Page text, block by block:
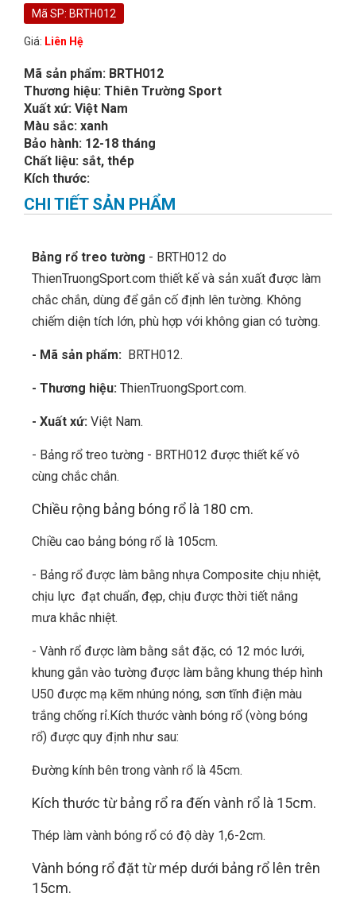
Mã SP: BRTH012
Giá: Liên Hệ
Mã sản phẩm: BRTH012
Thương hiệu: Thiên Trường Sport
Xuất xứ: Việt Nam
Màu sắc: xanh
Bảo hành: 12-18 tháng
Chất liệu: sắt, thép
Kích thước:
CHI TIẾT SẢN PHẨM
Bảng rổ treo tường - BRTH012 do
ThienTruongSport.com thiết kế và sản xuất được làm
chắc chắn, dùng để gắn cố định lên tường. Không
chiếm diện tích lớn, phù hợp với không gian có tường.
- Mã sản phẩm: BRTH012.
- Thương hiệu: ThienTruongSport.com.
- Xuất xứ: Việt Nam.
- Bảng rổ treo tường - BRTH012 được thiết kế vô
cùng chắc chắn.
Chiều rộng bảng bóng rổ là 180 cm.
Chiều cao bảng bóng rổ là 105cm.
- Bảng rổ được làm bằng nhựa Composite chịu nhiệt,
chịu lực đạt chuẩn, đẹp, chịu được thời tiết nắng
mưa khắc nhiệt.
- Vành rổ được làm bằng sắt đặc, có 12 móc lưới,
khung gắn vào tường được làm bằng khung thép hình
U50 được mạ kẽm nhúng nóng, sơn tĩnh điện màu
trắng chống rỉ.Kích thước vành bóng rổ (vòng bóng
rổ) được quy định như sau:
Đường kính bên trong vành rổ là 45cm.
Kích thước từ bảng rổ ra đến vành rổ là 15cm.
Thép làm vành bóng rổ có độ dày 1,6-2cm.
Vành bóng rổ đặt từ mép dưới bảng rổ lên trên
15cm.